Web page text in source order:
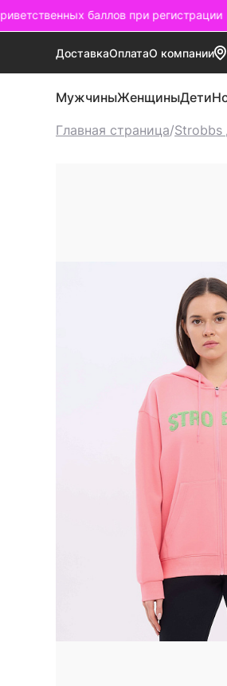
баллов при регистрации
ДоставкаОплатаО компании
МужчиныЖенщиныДети
Главная страница/